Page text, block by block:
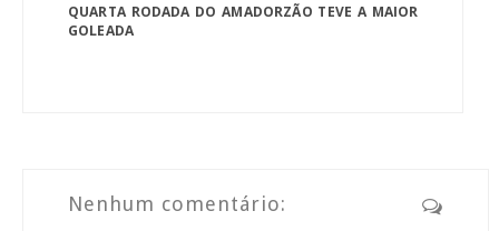
QUARTA RODADA DO AMADORZÃO TEVE A MAIOR
GOLEADA
Nenhum comentário: